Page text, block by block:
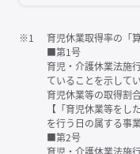
※1
育児休業取得率の「
■第1号
育児・介護休業法施
ていることを示してい
育児休業等の取得割
【「育児休業等を
を行う日の属する事
■第2号
育児・介護休業法施